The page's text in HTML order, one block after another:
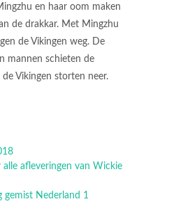
en haar oom maken
de drakkar. Met Mingzhu
de Vikingen weg. De
mannen schieten de
de Vikingen storten neer.
alle afleveringen van Wickie
gemist Nederland 1